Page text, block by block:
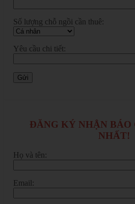
Số lượng chỗ ngồi cần thuê:
Yêu cầu chi tiết:
ĐĂNG KÝ NHẬN
NHẤT!
Họ và tên:
Email: